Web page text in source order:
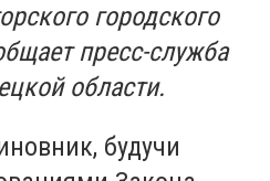
городского
пресс-служба
области.
будучи